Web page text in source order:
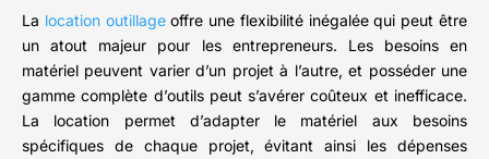
La location outillageoffre une flexibilité inégalée qui peut être
un atout majeur pour les entrepreneurs. Les besoins en
matériel peuvent varier d’un projet à l’autre, et posséder une
gamme complète d’outils peut s’avérer coûteux et inefficace.
La location permet d’adapter le matériel aux besoins
spécifiques de chaque projet, évitant ainsi les dépenses